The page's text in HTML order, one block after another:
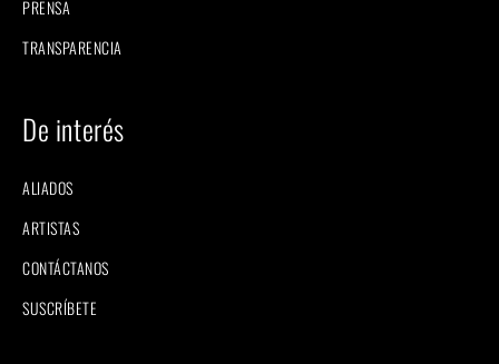
PRENSA
TRANSPARENCIA
De interés
ALIADOS
ARTISTAS
CONTÁCTANOS
SUSCRÍBETE